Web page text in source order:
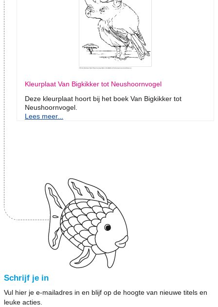
Kleurplaat Van Bigkikker tot Neushoornvogel
Deze kleurplaat hoort bij het boek Van Bigkikker tot
Neushoornvogel.
Lees meer...
Schrijf je in
Vul hier je e-mailadres in en blijf op de hoogte van nieuwe titels en
leuke acties.